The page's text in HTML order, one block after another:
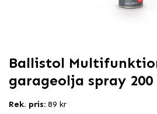
Ballistol
garageolja spray 200
Rek. pris: 89 kr